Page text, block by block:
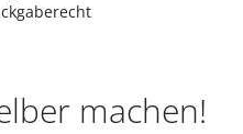
machen!